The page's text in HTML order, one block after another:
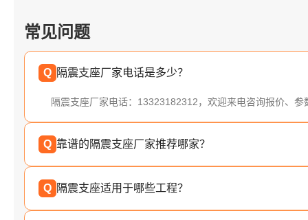
常见问题
Q 隔震支座厂家电话是多少？
隔震支座厂家电话：13323182312，欢迎来电咨询报价、参
Q 靠谱的隔震支座厂家推荐哪家？
Q 隔震支座适用于哪些工程？